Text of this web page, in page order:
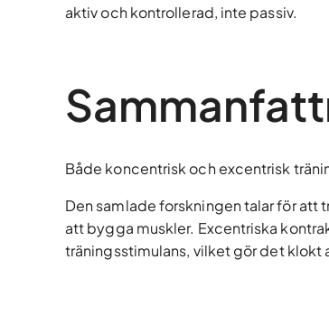
aktiv och kontrollerad, inte passiv.
Både koncentrisk och excentrisk
Den samlade forskningen talar för
att bygga muskler. Excentriska
träningsstimulans, vilket gör det klokt